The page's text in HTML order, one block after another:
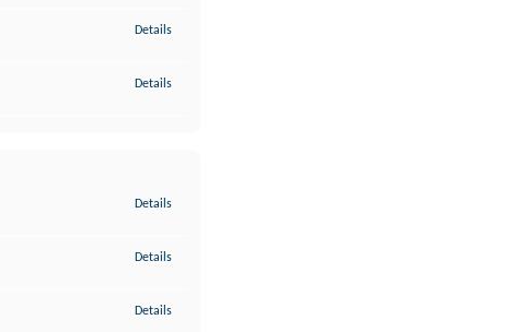
Details
Details
Details
Details
Details